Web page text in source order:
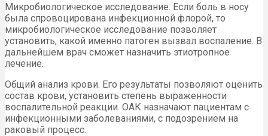
Микробиологическое исследование. Если боль в носу
была спровоцирована инфекционной флорой, то
микробиологическое исследование позволяет
установить, какой именно патоген вызвал воспаление. В
дальнейшем врач сможет назначить этиотропное
лечение.
Общий анализ крови. Его результаты позволяют оценить
состав крови, установить степень выраженности
воспалительной реакции. ОАК назначают пациентам с
инфекционными заболеваниями, с подозрением на
раковый процесс.